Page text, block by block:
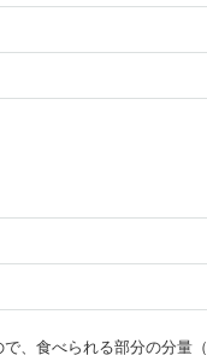
、食べられる部分の分量